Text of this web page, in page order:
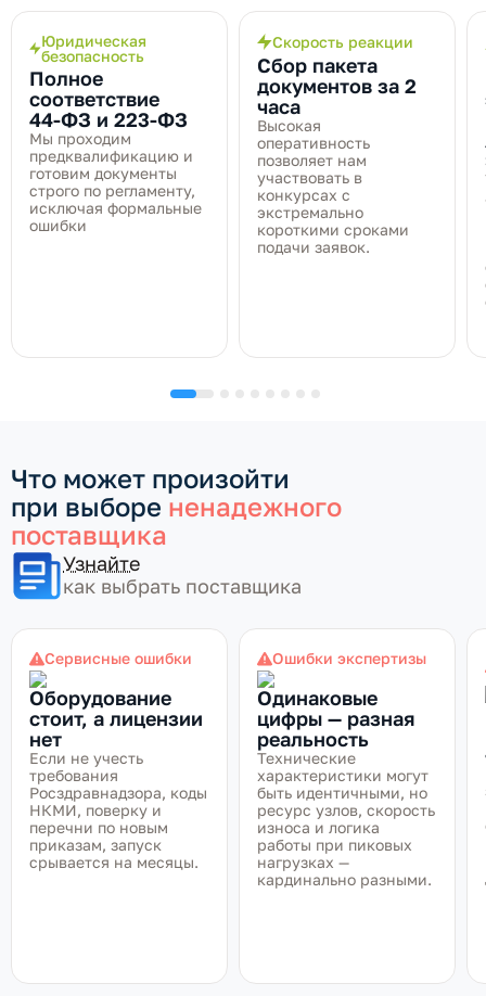
Юридическая
безопасность
Полное
соответствие
44‑ФЗ и 223‑ФЗ
Мы проходим
предквалификацию и
готовим документы
строго по регламенту,
исключая формальные
ошибки
Скорость реакции
Сбор пакета
документов за 2
часа
Высокая
оперативность
позволяет нам
участвовать в
конкурсах с
экстремально
короткими сроками
подачи заявок.
Что может произойти
при выборе ненадежного
поставщика
Узнайте
как выбрать поставщика
Сервисные ошибки
Оборудование
стоит, а лицензии
нет
Если не учесть
требования
Росздравнадзора, коды
НКМИ, поверку и
перечни по новым
приказам, запуск
срывается на месяцы.
Ошибки экспертизы
Одинаковые
цифры — разная
реальность
Технические
характеристики могут
быть идентичными, но
ресурс узлов, скорость
износа и логика
работы при пиковых
нагрузках —
кардинально разными.